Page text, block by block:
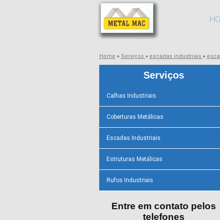
Home » Serviços » escadas industriais »
Serviços
Calhas Industriais
Coberturas Metálicas
Escadas Industriais
Estruturas Metálicas
Rufos Industriais
Entre em contato pelos
telefones